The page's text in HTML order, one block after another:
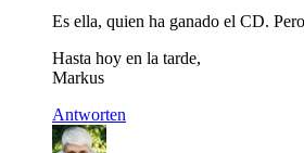
Es ella, quien ha ganado el CD.
Hasta hoy en la tarde,
Markus
Antworten